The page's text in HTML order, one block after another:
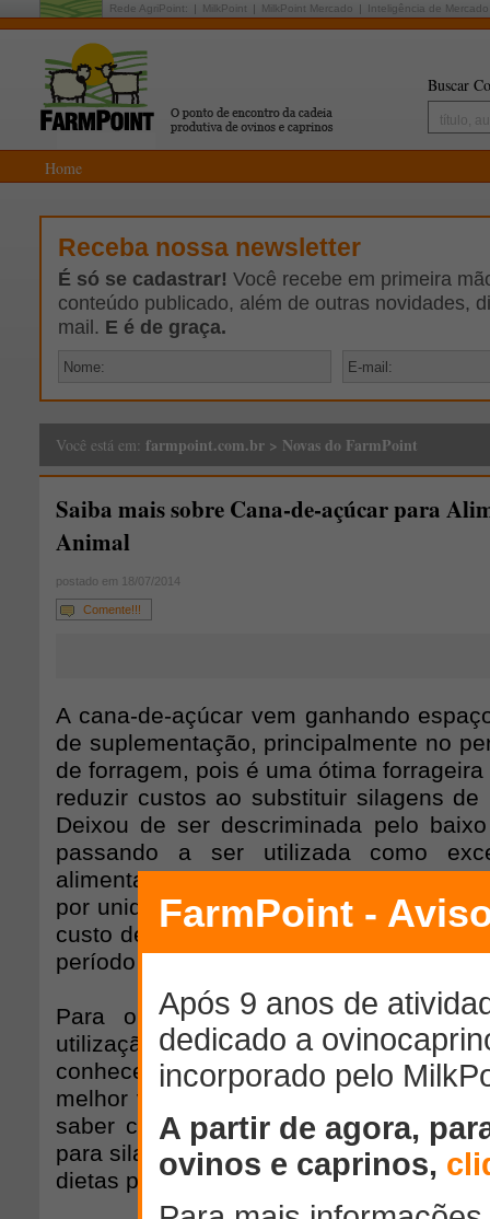
Rede AgriPoint: MilkPoint MilkPoint Mercado Inteligência de Mercado
Buscar
Home
Receba nossa newsletter
É só se cadastrar! Você recebe em primeira
conteúdo publicado, além de outras novidades,
mail. E é de graça.
Você está em: farmpoint.com.br > Novas do FarmPoint
Saiba mais sobre Cana-de-açúcar para
Animal
postado em 18/07/2014
Comente!!!
A cana-de-açúcar vem ganhando
de suplementação, principalmente no
de forragem, pois é uma ótima
reduzir custos ao substituir silagens
Deixou de ser descriminada pelo
passando a ser utilizada como
alimentação animal devido à grande
por unidade de área,às poucas perdas
custo de produção e à disponibilidade
período de escassez de alimento (seca).
Para o sucesso da produção de
utilização dessa forrageira na
conhecer a sua composição nutricional
melhor variedade de plantio e o ideal
saber calcular o custo-benefício da
para silagem ou cana in natura e
dietas para os animais.